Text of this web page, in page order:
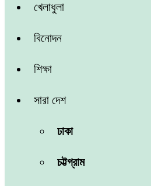
খেলাধুলা
বিনোদন
শিক্ষা
সারা দেশ
ঢাকা
চট্টগ্রাম